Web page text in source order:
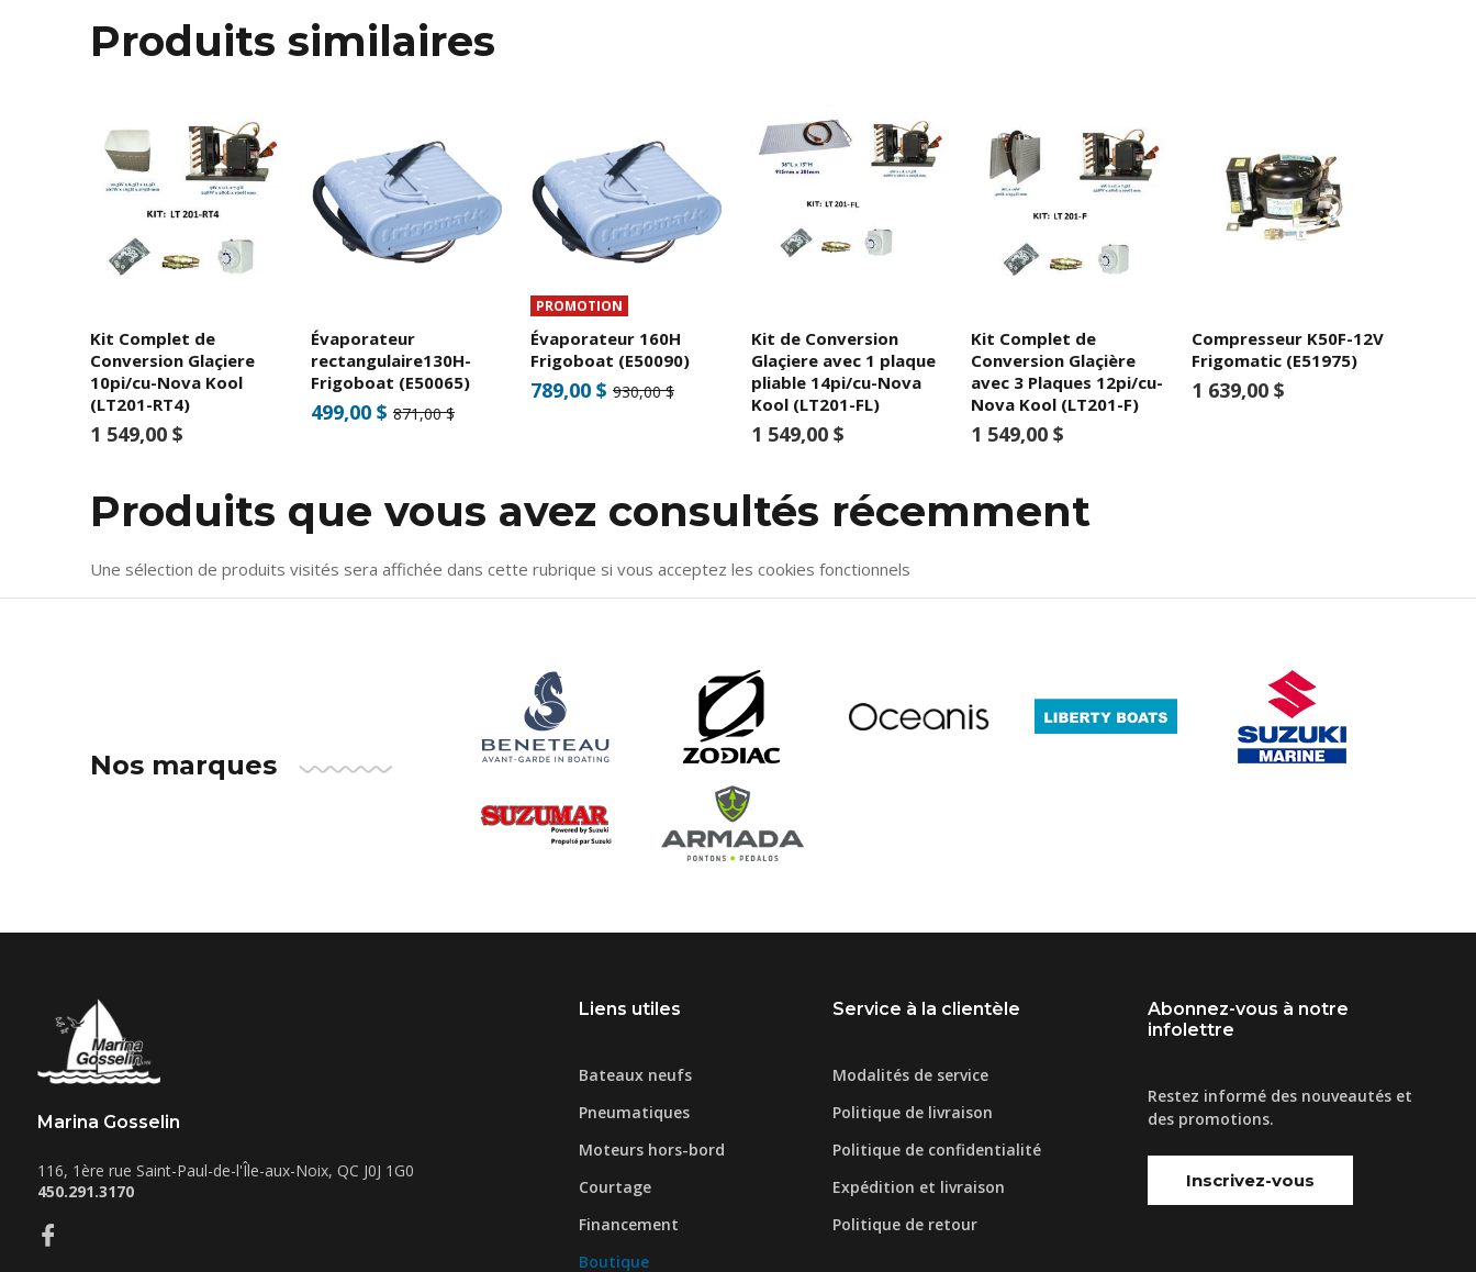
Produits similaires
Kit Complet de
Conversion Glaçiere
10pi/cu-Nova Kool
(LT201-RT4)
1 549,00 $
Évaporateur
rectangulaire130H-
Frigoboat (E50065)
499,00 $ 871,00 $
PROMOTION
Évaporateur 160H
Frigoboat (E50090)
789,00 $ 930,00 $
Kit de Conversion
Glaçiere avec 1 plaque
pliable 14pi/cu-Nova
Kool (LT201-FL)
1 549,00 $
Kit Complet de
Conversion Glaçière
avec 3 Plaques 12pi/cu-
Nova Kool (LT201-F)
1 549,00 $
Compresseur K50F-12V
Frigomatic (E51975)
1 639,00 $
Produits que vous avez consultés récemment
Une sélection de produits visités sera affichée dans cette rubrique si vous acceptez les cookies fonctionnels
Nos marques
Marina Gosselin
116, 1ère rue Saint-Paul-de-l'Île-aux-Noix, QC J0J 1G0
450.291.3170
Liens utiles
Bateaux neufs
Pneumatiques
Moteurs hors-bord
Courtage
Financement
Boutique
Service à la clientèle
Modalités de service
Politique de livraison
Politique de confidentialité
Expédition et livraison
Politique de retour
Abonnez-vous à notre
infolettre
Restez informé des nouveautés et
des promotions.
Inscrivez-vous